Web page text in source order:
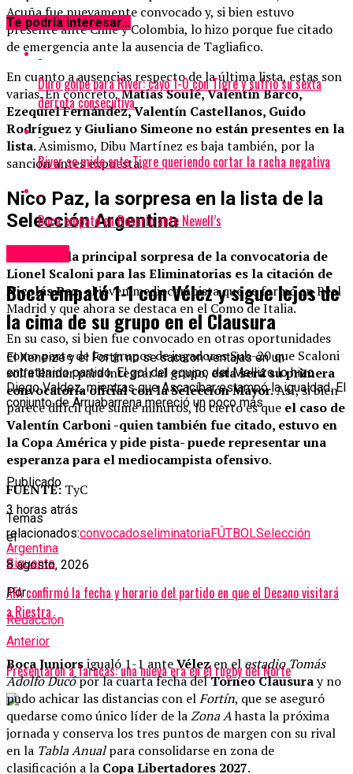
Acuña fue nuevamente convocado y, si bien estuvo
presente ante Chile y Colombia, lo hizo porque fue citado
de emergencia ante la ausencia de Tagliafico.
En cuanto a ausencias respecto de la última lista, estas son
varias. En concreto,Matías Soulé, Valentín Barco,
Ezequiel Fernández, Valentín Castellanos, Guido
Rodríguez y Giuliano Simeone no están presentes en la
lista. Asimismo, Dibu Martínez es baja también, por la
sanción antes expuesta.
Nico Paz, la sorpresa en la lista de la
Selección Argentina
la principal sorpresa de la convocatoria de
Lionel Scaloni para las Eliminatorias es la citación de
Nicolás Paz, el joven mediocampista que se formó en Real
Madrid y que ahora se destaca en el Como de Italia.
En su caso, si bien fue convocado en otras oportunidades
como parte de los grupos de jugadores Sub-20 que Scaloni
solía llamar para integrar al grupo,esta será su primera
convocatoria oficial con la Selección Mayor.Así, si bien
parece difícil que sume minutos, lo cierto es que el caso de
Valentín Carboni -quien también fue citado, estuvo en
la Copa América y pide pista- puede representar una
esperanza para el mediocampista ofensivo.
FUENTE: TyC
Temas
relacionados:convocadoseliminatoriaFÚTBOLSelección
Argentina
Siguente
AFA confirmó la fecha y horario del partido en que el Decano visitará
a Riestra
Anterior
Presentaron a Tarucas: una nueva era en el rugby del Norte
Te podría interesar...
Duro golpe para River: cayó 1-0 con Tigre y sufrió su sexta
derrota consecutiva
River se mide ante Tigre queriendo cortar la racha negativa
Boca empató en Rosario ante Newell’s
Boca empató 1-1 con Vélez y sigue lejos de
la cima de su grupo en el Clausura
El Xeneize y el Fortín no se sacaron ventajas en un
entretenido partido. El gol del equipo del Mellizo lo hizo
Diego Valdez, mientras que Ascacíbar estampó la igualdad. El
conjunto de Arruabarrena mereció un poco más.
Publicado
3 horas atrás
el
8 agosto, 2026
Por
Redacción
Boca Juniorsigualó 1-1 anteVélezen elestadio Tomás
Adolfo Ducópor la cuarta fecha delTorneo Clausuray no
pudo achicar las distancias con elFortín, que se aseguró
quedarse como único líder de laZona Ahasta la próxima
jornada y conserva los tres puntos de margen con su rival
en la Tabla Anualpara consolidarse en zona de
clasificación a la Copa Libertadores 2027.